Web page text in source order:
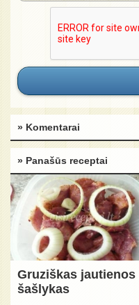
» Komentarai
» Panašūs receptai
Gruziškas jautienos
šašlykas